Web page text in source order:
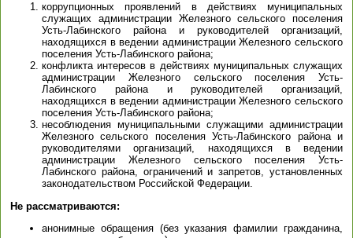
коррупционных проявлений в действиях муниципальных
служащих администрации Железного сельского поселения
Усть-Лабинского района и руководителей организаций,
находящихся в ведении администрации Железного сельского
поселения Усть-Лабинского района;
конфликта интересов в действиях муниципальных служащих
администрации Железного сельского поселения Усть-
Лабинского района и руководителей организаций,
находящихся в ведении администрации Железного сельского
поселения Усть-Лабинского района;
несоблюдения муниципальными служащими администрации
Железного сельского поселения Усть-Лабинского района и
руководителями организаций, находящихся в ведении
администрации Железного сельского поселения Усть-
Лабинского района, ограничений и запретов, установленных
законодательством Российской Федерации.
Не рассматриваются:
анонимные обращения (без указания фамилии гражданина,